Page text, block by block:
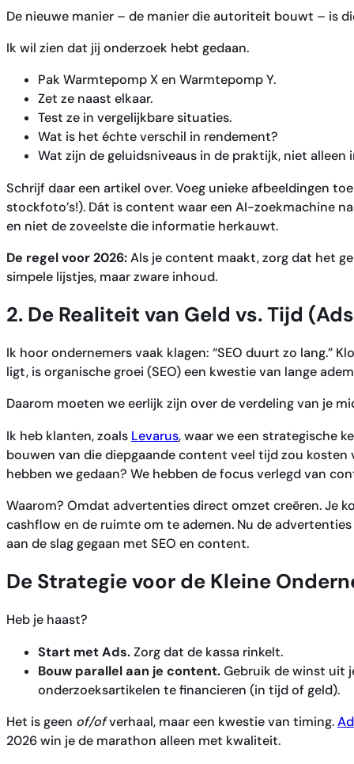
De nieuwe manier – de manier die autoriteit bouwt – is
Ik wil zien dat jij onderzoek hebt gedaan.
Pak Warmtepomp X en Warmtepomp Y.
Zet ze naast elkaar.
Test ze in vergelijkbare situaties.
Wat is het échte verschil in rendement?
Wat zijn de geluidsniveaus in de praktijk, niet alleen
Schrijf daar een artikel over. Voeg unieke afbeeldingen
stockfoto’s!). Dát is content waar een AI-zoekmachine
en niet de zoveelste die informatie herkauwt.
De regel voor 2026:Als je content maakt, zorg dat het
simpele lijstjes, maar zware inhoud.
2. De Realiteit van Geld vs. Tijd
Ik hoor ondernemers vaak klagen: “SEO duurt zo lang.”
ligt, is organische groei (SEO) een kwestie van lange
Daarom moeten we eerlijk zijn over de verdeling van je
Ik heb klanten, zoals Levarus, waar we een strategische
bouwen van die diepgaande content veel tijd zou
hebben we gedaan? We hebben de focus verlegd van
Waarom? Omdat advertenties direct omzet creëren. Je
cashflow en de ruimte om te ademen. Nu de
aan de slag gegaan met SEO en content.
De Strategie voor de Kleine
Heb je haast?
Start met Ads.Zorg dat de kassa rinkelt.
Bouw parallel aan je content.Gebruik de winst uit
onderzoeksartikelen te financieren (in tijd of geld).
Het is geen of/ofverhaal, maar een kwestie van timing.
2026 win je de marathon alleen met kwaliteit.